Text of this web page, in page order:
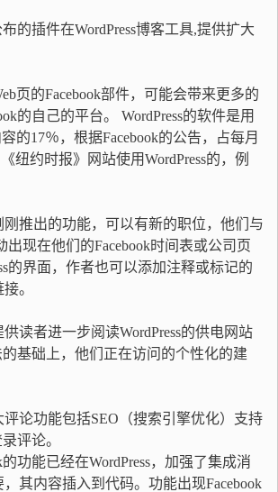
的插件在WordPress博客工具,提供扩大
页的Facebook部件，可能会带来更多的
的自己的平台。 WordPress的软件是用
的17％，根据Facebook的公告，占每月
纽约时报》网站使用WordPress的，例
推出的功能，可以有新的职位，他们与
出现在他们的Facebook时间表或公司页
的界面，作者也可以添加注释或标记的
。
读者进一步阅读WordPress的供电网站
的基础上，他们正在访问的个性化的建
论功能包括SEO（搜索引擎优化）支持
评论。
的功能已经在WordPress，加强了集成消
其内容插入到代码。功能出现Facebook